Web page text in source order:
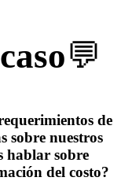
💬
de
sobre nuestros
hablar sobre
del costo?